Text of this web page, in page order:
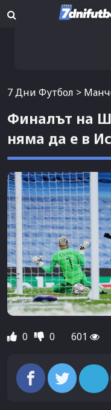
7 Дни Футбол >
Финалът на
няма да е в
0 0 601